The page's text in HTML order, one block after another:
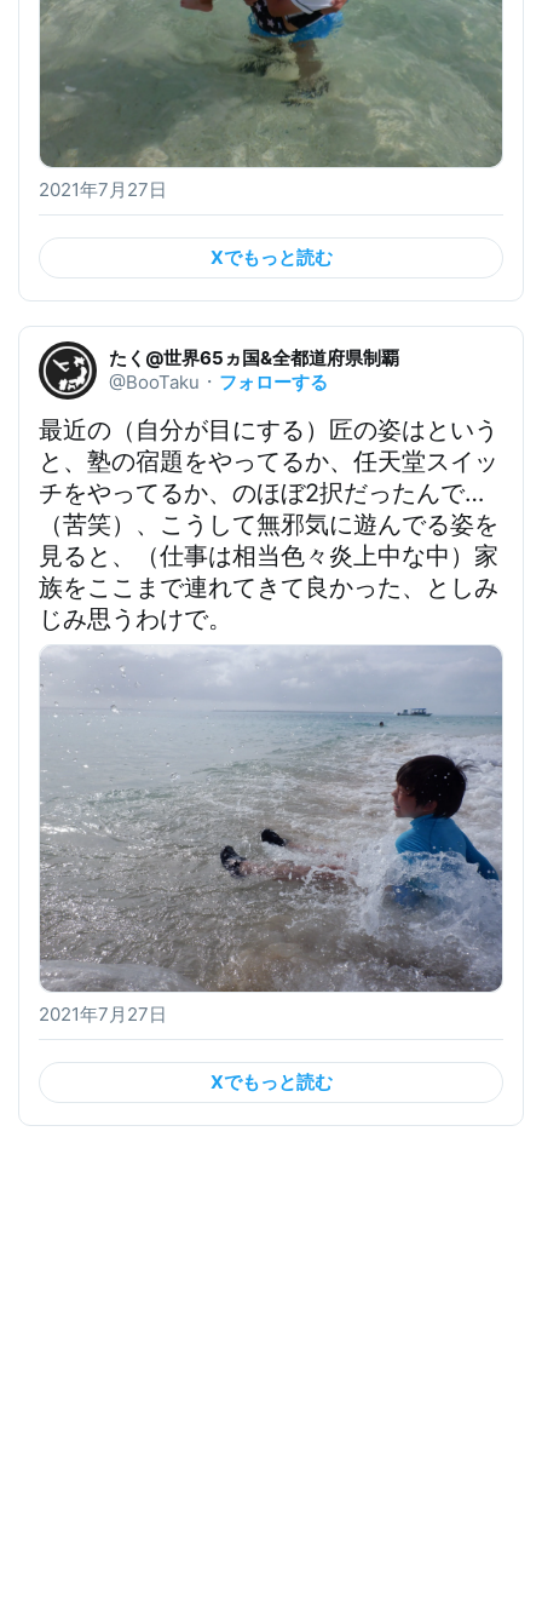
2021年7月27日
Xでもっと読む
たく@世界65ヵ国&全都道府県制覇
@BooTaku ・ フォローする
最近の（自分が目にする）匠の姿はという
と、塾の宿題をやってるか、任天堂スイッ
チをやってるか、のほぼ2択だったんで…
（苦笑）、こうして無邪気に遊んでる姿を
見ると、（仕事は相当色々炎上中な中）家
族をここまで連れてきて良かった、としみ
じみ思うわけで。
2021年7月27日
Xでもっと読む